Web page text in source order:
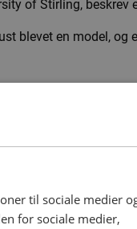
of Stirling, beskrev
blevet en model, og
for, at der ikke
netværk - som
til sociale medier
for sociale medier,